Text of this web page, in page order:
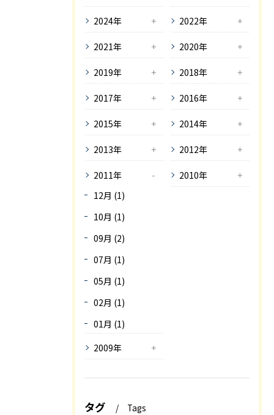
2024年 2022年
2021年 2020年
2019年 2018年
2017年 2016年
2015年 2014年
2013年 2012年
2011年
12月 (1)
10月 (1)
09月 (2)
07月 (1)
05月 (1)
02月 (1)
01月 (1)
2010年
2009年
タグ Tags